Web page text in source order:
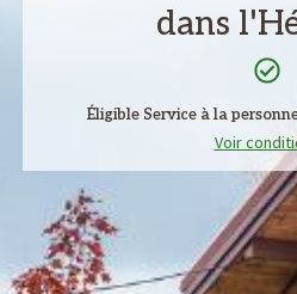
dans
Éligible Service à la
Voir